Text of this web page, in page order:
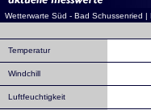
Wetterwarte Süd - Bad Schussenried
Temperatur
Windchill
Luftfeuchtigkeit